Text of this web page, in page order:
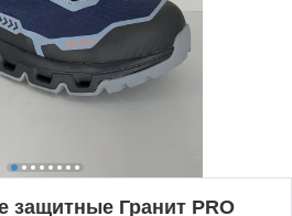
защитные Гранит PRO